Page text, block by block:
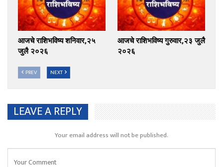
आजचे राशिभविष्य शनिवार,२५
जुलै २०२६
आजचे राशिभविष्य गुरुवार,२३ जुलै
२०२६
PREV NEXT
LEAVE A REPLY
Your email address will not be published.